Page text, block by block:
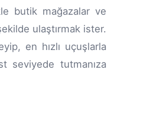
butik mağazalar ve
ulaştırmak ister.
en hızlı uçuşlarla
seviyede tutmanıza